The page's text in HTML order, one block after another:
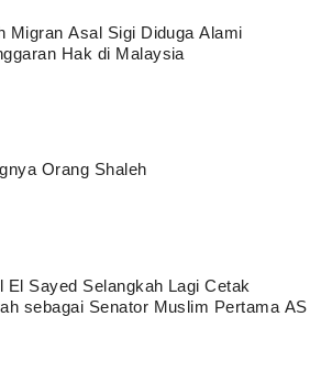
Migran Asal Sigi Diduga Alami
Hak di Malaysia
Orang Shaleh
El Sayed Selangkah Lagi Cetak
sebagai Senator Muslim Pertama AS